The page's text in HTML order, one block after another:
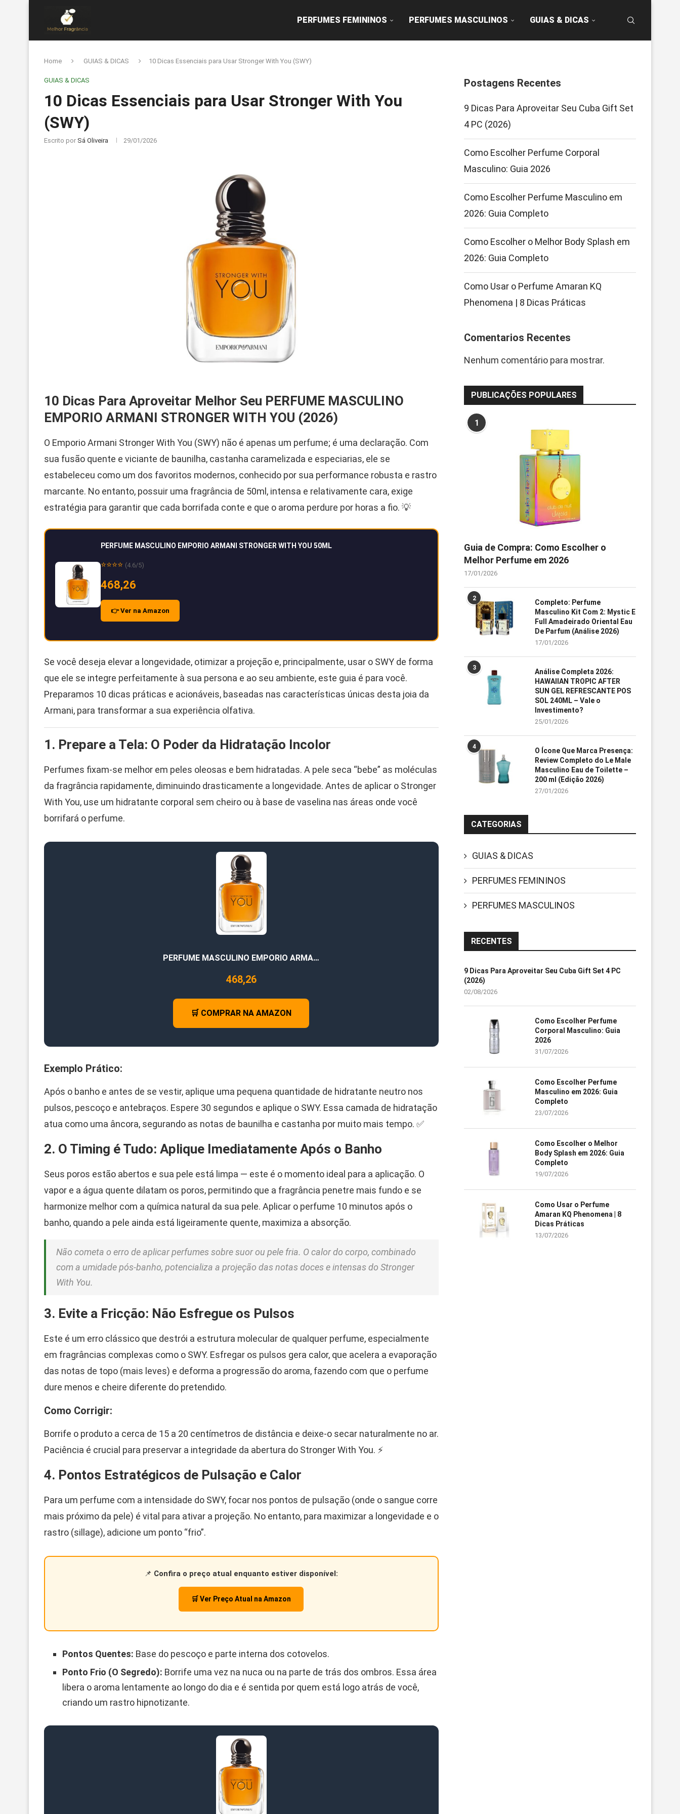
PERFUMES FEMININOS PERFUMES MASCULINOS GUIAS & DICAS
Home GUIAS & DICAS 10 Dicas Essenciais para Usar Stronger With You (SWY)
GUIAS & DICAS
10 Dicas Essenciais para Usar Stronger With You
(SWY)
Escrito por Sá Oliveira 29/01/2026
10 Dicas Para Aproveitar Melhor Seu PERFUME MASCULINO
EMPORIO ARMANI STRONGER WITH YOU (2026)
O Emporio Armani Stronger With You (SWY) não é apenas um perfume; é uma declaração. Com
sua fusão quente e viciante de baunilha, castanha caramelizada e especiarias, ele se
estabeleceu como um dos favoritos modernos, conhecido por sua performance robusta e rastro
marcante. No entanto, possuir uma fragrância de 50ml, intensa e relativamente cara, exige
estratégia para garantir que cada borrifada conte e que o aroma perdure por horas a fio. 💡
PERFUME MASCULINO EMPORIO ARMANI STRONGER WITH YOU 50ML
⭐⭐⭐⭐ (4.6/5)
468,26
👉 Ver na Amazon
Se você deseja elevar a longevidade, otimizar a projeção e, principalmente, usar o SWY de forma
que ele se integre perfeitamente à sua persona e ao seu ambiente, este guia é para você.
Preparamos 10 dicas práticas e acionáveis, baseadas nas características únicas desta joia da
Armani, para transformar a sua experiência olfativa.
1. Prepare a Tela: O Poder da Hidratação Incolor
Perfumes fixam-se melhor em peles oleosas e bem hidratadas. A pele seca “bebe” as moléculas
da fragrância rapidamente, diminuindo drasticamente a longevidade. Antes de aplicar o Stronger
With You, use um hidratante corporal sem cheiro ou à base de vaselina nas áreas onde você
borrifará o perfume.
PERFUME MASCULINO EMPORIO ARMA…
468,26
🛒 COMPRAR NA AMAZON
Exemplo Prático:
Após o banho e antes de se vestir, aplique uma pequena quantidade de hidratante neutro nos
pulsos, pescoço e antebraços. Espere 30 segundos e aplique o SWY. Essa camada de hidratação
atua como uma âncora, segurando as notas de baunilha e castanha por muito mais tempo. ✅
2. O Timing é Tudo: Aplique Imediatamente Após o Banho
Seus poros estão abertos e sua pele está limpa — este é o momento ideal para a aplicação. O
vapor e a água quente dilatam os poros, permitindo que a fragrância penetre mais fundo e se
harmonize melhor com a química natural da sua pele. Aplicar o perfume 10 minutos após o
banho, quando a pele ainda está ligeiramente quente, maximiza a absorção.
Não cometa o erro de aplicar perfumes sobre suor ou pele fria. O calor do corpo, combinado
com a umidade pós-banho, potencializa a projeção das notas doces e intensas do Stronger
With You.
3. Evite a Fricção: Não Esfregue os Pulsos
Este é um erro clássico que destrói a estrutura molecular de qualquer perfume, especialmente
em fragrâncias complexas como o SWY. Esfregar os pulsos gera calor, que acelera a evaporação
das notas de topo (mais leves) e deforma a progressão do aroma, fazendo com que o perfume
dure menos e cheire diferente do pretendido.
Como Corrigir:
Borrife o produto a cerca de 15 a 20 centímetros de distância e deixe-o secar naturalmente no ar.
Paciência é crucial para preservar a integridade da abertura do Stronger With You. ⚡
4. Pontos Estratégicos de Pulsação e Calor
Para um perfume com a intensidade do SWY, focar nos pontos de pulsação (onde o sangue corre
mais próximo da pele) é vital para ativar a projeção. No entanto, para maximizar a longevidade e o
rastro (sillage), adicione um ponto “frio”.
📌 Confira o preço atual enquanto estiver disponível:
🛒 Ver Preço Atual na Amazon
Pontos Quentes: Base do pescoço e parte interna dos cotovelos.
Ponto Frio (O Segredo): Borrife uma vez na nuca ou na parte de trás dos ombros. Essa área
libera o aroma lentamente ao longo do dia e é sentida por quem está logo atrás de você,
criando um rastro hipnotizante.
Postagens Recentes
9 Dicas Para Aproveitar Seu Cuba Gift Set
4 PC (2026)
Como Escolher Perfume Corporal
Masculino: Guia 2026
Como Escolher Perfume Masculino em
2026: Guia Completo
Como Escolher o Melhor Body Splash em
2026: Guia Completo
Como Usar o Perfume Amaran KQ
Phenomena | 8 Dicas Práticas
Comentarios Recentes
Nenhum comentário para mostrar.
PUBLICAÇÕES POPULARES
1
Guia de Compra: Como Escolher o
Melhor Perfume em 2026
17/01/2026
2
Completo: Perfume
Masculino Kit Com 2: Mystic E
Full Amadeirado Oriental Eau
De Parfum (Análise 2026)
17/01/2026
3
Análise Completa 2026:
HAWAIIAN TROPIC AFTER
SUN GEL REFRESCANTE POS
SOL 240ML – Vale o
Investimento?
25/01/2026
4
O Ícone Que Marca Presença:
Review Completo do Le Male
Masculino Eau de Toilette –
200 ml (Edição 2026)
27/01/2026
CATEGORIAS
GUIAS & DICAS
PERFUMES FEMININOS
PERFUMES MASCULINOS
RECENTES
9 Dicas Para Aproveitar Seu Cuba Gift Set 4 PC
(2026)
02/08/2026
Como Escolher Perfume
Corporal Masculino: Guia
2026
31/07/2026
Como Escolher Perfume
Masculino em 2026: Guia
Completo
23/07/2026
Como Escolher o Melhor
Body Splash em 2026: Guia
Completo
19/07/2026
Como Usar o Perfume
Amaran KQ Phenomena | 8
Dicas Práticas
13/07/2026